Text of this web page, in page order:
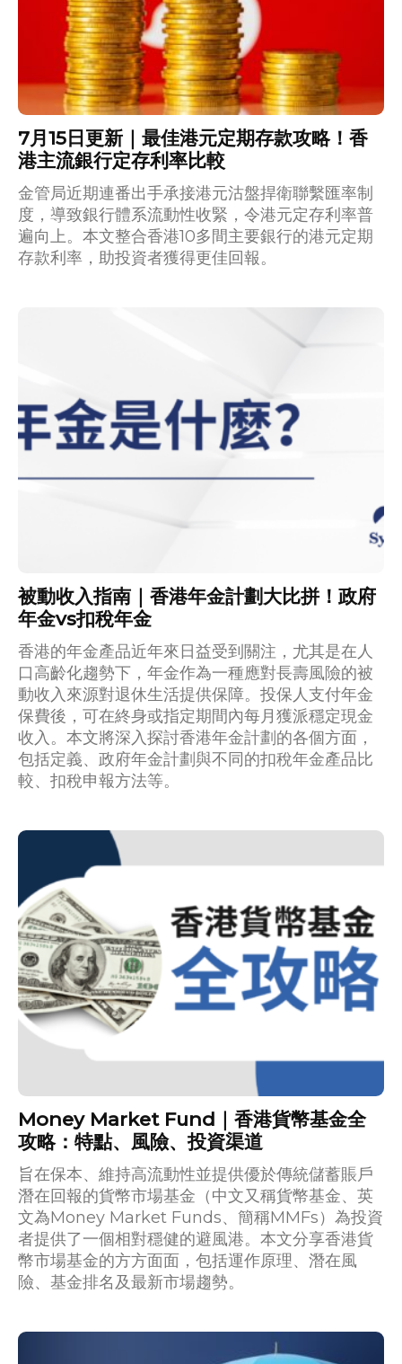
7月15日更新｜最佳港元定期存款攻略！香
港主流銀行定存利率比較
金管局近期連番出手承接港元沽盤捍衛聯繫匯率制
度，導致銀行體系流動性收緊，令港元定存利率普
遍向上。本文整合香港10多間主要銀行的港元定期
存款利率，助投資者獲得更佳回報。
被動收入指南｜香港年金計劃大比拼！政府
年金vs扣稅年金
香港的年金產品近年來日益受到關注，尤其是在人
口高齡化趨勢下，年金作為一種應對長壽風險的被
動收入來源對退休生活提供保障。投保人支付年金
保費後，可在終身或指定期間內每月獲派穩定現金
收入。本文將深入探討香港年金計劃的各個方面，
包括定義、政府年金計劃與不同的扣稅年金產品比
較、扣稅申報方法等。
Money Market Fund｜香港貨幣基金全
攻略：特點、風險、投資渠道
旨在保本、維持高流動性並提供優於傳統儲蓄賬戶
潛在回報的貨幣市場基金（中文又稱貨幣基金、英
文為Money Market Funds、簡稱MMFs）為投資
者提供了一個相對穩健的避風港。本文分享香港貨
幣市場基金的方方面面，包括運作原理、潛在風
險、基金排名及最新市場趨勢。